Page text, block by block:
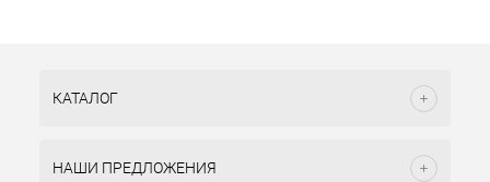
КАТАЛОГ
НАШИ ПРЕДЛОЖЕНИЯ